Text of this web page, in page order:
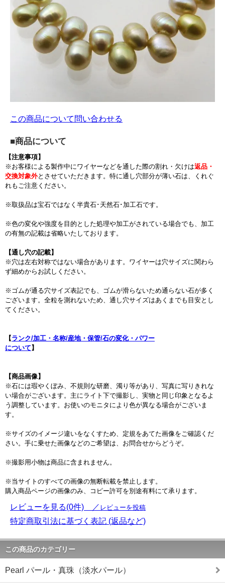
この商品について問い合わせる
■商品について
【注意事項】
※お客様による製作中にワイヤーなどを通した際の割れ・欠けは返品・
交換対象外とさせていただきます。特に通し穴部分が薄い石は、くれぐ
れもご注意ください。
※取扱品は宝石ではなく半貴石･天然石･加工石です。
※色の変化や強度を目的とした処理や加工がされている場合でも、加工
の有無の記載は省略いたしております。
【通し穴の記載】
※穴は左右対称ではない場合があります。ワイヤーは穴サイズに関わら
ず細めからお試しください。
※ゴムが通る穴サイズ表記でも、ゴムが滑らないため通らない石が多く
ございます。全粒を測れないため、通し穴サイズはあくまでも目安とし
てください。
【ランク/加工・名称/産地・保管/石の変化・パワー
について 】
【商品画像】
※石には瑕やくぼみ、不規則な研磨、濁り等があり、写真に写りきれな
い場合がございます。主にライト下で撮影し、実物と同じ印象となるよ
う調整しています。お使いのモニタにより色が異なる場合がございま
す。
※サイズのイメージ違いをなくすため、定規をあてた画像をご確認くだ
さい。手に乗せた画像などのご希望は、お問合せからどうぞ。
※撮影用小物は商品に含まれません。
※当サイトのすべての画像の無断転載を禁止します。
購入商品ページの画像のみ、コピー許可を別途有料にて承ります。
レビューを見る(0件) ／ レビューを投稿
特定商取引法に基づく表記 (返品など)
この商品のカテゴリー
Pearl パール・真珠（淡水パール）